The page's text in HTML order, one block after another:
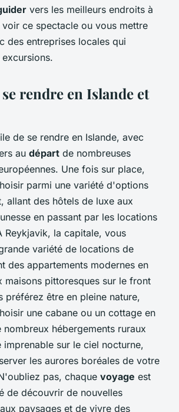
vers les meilleurs endroits à
ce spectacle ou vous mettre
des entreprises locales qui
rendre en Islande et
de se rendre en Islande, avec
au départ de nombreuses
Une fois sur place,
parmi une variété d'options
allant des hôtels de luxe aux
en passant par les locations
Reykjavik, la capitale, vous
variété de locations de
des appartements modernes en
maisons pittoresques sur le front
préférez être en pleine nature,
une cabane ou un cottage en
nombreux hébergements ruraux
imprenable sur le ciel nocturne,
les aurores boréales de votre
pas, chaque voyage est
de découvrir de nouvelles
paysages et de vivre des